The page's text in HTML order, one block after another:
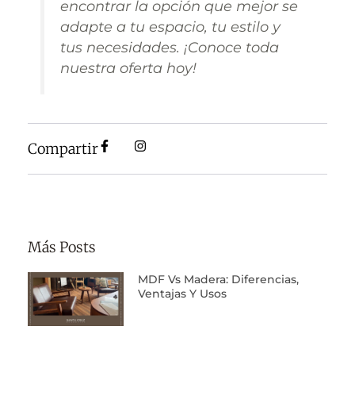
encontrar la opción que mejor se
adapte a tu espacio, tu estilo y
tus necesidades. ¡Conoce toda
nuestra oferta hoy!
Compartir
Más Posts
MDF Vs Madera: Diferencias,
Ventajas Y Usos